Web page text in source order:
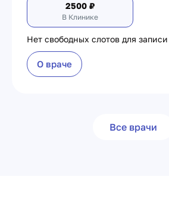
2500 ₽
В Клинике
Нет свободных слотов для записи
О враче
Все врачи